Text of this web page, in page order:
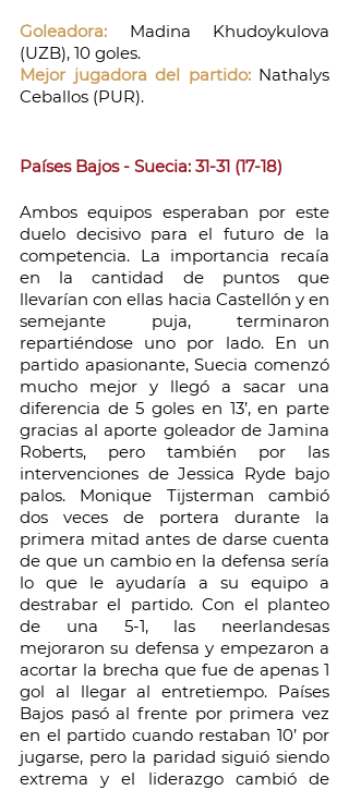
Goleadora: Madina Khudoykulova
(UZB), 10 goles.
Mejor jugadora del partido: Nathalys
Ceballos (PUR).
Países Bajos - Suecia: 31-31 (17-18)
Ambos equipos esperaban por este
duelo decisivo para el futuro de la
competencia. La importancia recaía
en la cantidad de puntos que
llevarían con ellas hacia Castellón y en
semejante puja, terminaron
repartiéndose uno por lado. En un
partido apasionante, Suecia comenzó
mucho mejor y llegó a sacar una
diferencia de 5 goles en 13’, en parte
gracias al aporte goleador de Jamina
Roberts, pero también por las
intervenciones de Jessica Ryde bajo
palos. Monique Tijsterman cambió
dos veces de portera durante la
primera mitad antes de darse cuenta
de que un cambio en la defensa sería
lo que le ayudaría a su equipo a
destrabar el partido. Con el planteo
de una 5-1, las neerlandesas
mejoraron su defensa y empezaron a
acortar la brecha que fue de apenas 1
gol al llegar al entretiempo. Países
Bajos pasó al frente por primera vez
en el partido cuando restaban 10’ por
jugarse, pero la paridad siguió siendo
extrema y el liderazgo cambió de